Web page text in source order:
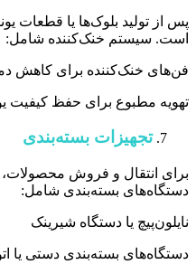
پس از تولید بلوک‌ها یا قطعات
است. سیستم خنک‌کننده شامل:
فن‌های خنک‌کننده برای کاهش
تهویه مطبوع برای حفظ کیفیت
تجهیزات بسته‌بندی
برای انتقال و فروش محصولات،
دستگاه‌های بسته‌بندی شامل:
نایلون‌پیچ یا دستگاه شیرینک
دستگاه‌های بسته‌بندی دستی یا